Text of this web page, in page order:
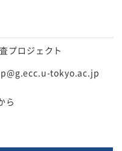
プロジェクト
tokyo.ac.jp
ら